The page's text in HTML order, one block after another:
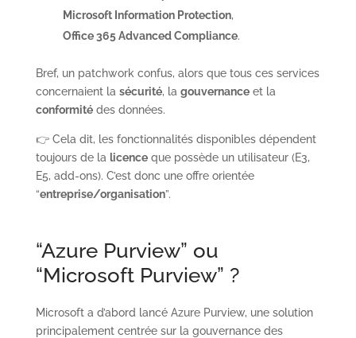
Microsoft Information Protection,
Office 365 Advanced Compliance.
Bref, un patchwork confus, alors que tous ces services
concernaient la sécurité, la gouvernanceet la
conformitédes données.
👉 Cela dit, les fonctionnalités disponibles dépendent
toujours de la licenceque possède un utilisateur (E3,
E5, add-ons). C’est donc une offre orientée
“entreprise/organisation”.
“Azure Purview” ou
“Microsoft Purview” ?
Microsoft a d’abord lancé Azure Purview, une solution
principalement centrée sur la gouvernance des